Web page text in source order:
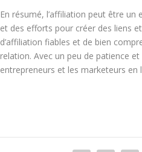
En résumé, l’affiliation peut être
et des efforts pour créer des liens
d’affiliation fiables et de bien
relation. Avec un peu de patience
entrepreneurs et les marketeurs en